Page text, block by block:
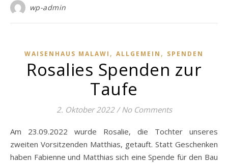
wp-admin
WAISENHAUS MALAWI , ALLGEMEIN , SPENDEN
Rosalies Spenden zur
Taufe
2. Oktober 2022 / No Comments
Am 23.09.2022 wurde Rosalie, die Tochter unseres
zweiten Vorsitzenden Matthias, getauft. Statt Geschenken
haben Fabienne und Matthias sich eine Spende für den Bau